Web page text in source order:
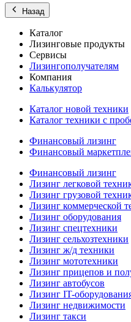
Назад
Каталог
Лизинговые продукты
Сервисы
Лизингополучателям
Компания
Калькулятор
Каталог новой техники
Каталог техники с
Финансовый лизинг
Финансовый
Финансовый лизинг
Лизинг легковой
Лизинг грузовой
Лизинг коммерческой
Лизинг оборудования
Лизинг спецтехники
Лизинг сельхозтехники
Лизинг ж/д техники
Лизинг мототехники
Лизинг прицепов и
Лизинг автобусов
Лизинг IT-
Лизинг недвижимости
Лизинг такси